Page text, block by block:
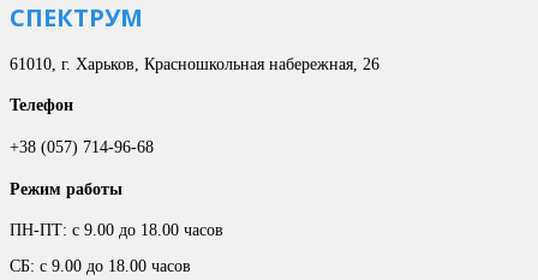
СПЕКТРУМ
61010, г. Харьков, Красношкольная набережная, 26
Телефон
+38 (057) 714-96-68
Режим работы
ПН-ПТ: с 9.00 до 18.00 часов
СБ: с 9.00 до 18.00 часов